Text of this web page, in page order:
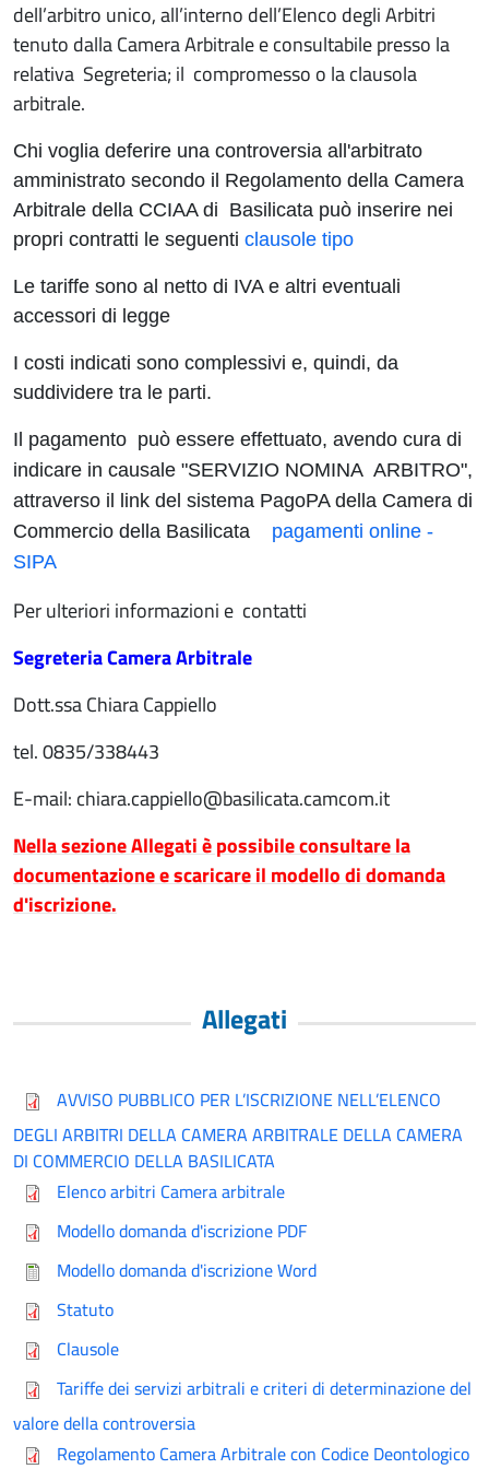
dell’arbitro unico, all’interno dell’Elenco degli Arbitri
tenuto dalla Camera Arbitrale e consultabile presso la
relativa Segreteria; il compromesso o la clausola
arbitrale.
Chi voglia deferire una controversia all'arbitrato
amministrato secondo il Regolamento della Camera
Arbitrale della CCIAA di Basilicata può inserire nei
propri contratti le seguenti clausole tipo
Le tariffe sono al netto di IVA e altri eventuali
accessori di legge
I costi indicati sono complessivi e, quindi, da
suddividere tra le parti.
Il pagamento può essere effettuato, avendo cura di
indicare in causale "SERVIZIO NOMINA ARBITRO",
attraverso il link del sistema PagoPA della Camera di
Commercio della Basilicata
pagamenti online -
SIPA
Per ulteriori informazioni e contatti
Segreteria Camera Arbitrale
Dott.ssa Chiara Cappiello
tel. 0835/338443
E-mail: chiara.cappiello@basilicata.camcom.it
Nella sezione Allegati è possibile consultare la
documentazione e scaricare il modello di domanda
d'iscrizione.
Allegati
AVVISO PUBBLICO PER L’ISCRIZIONE NELL’ELENCO
DEGLI ARBITRI DELLA CAMERA ARBITRALE DELLA CAMERA
DI COMMERCIO DELLA BASILICATA
Elenco arbitri Camera arbitrale
Modello domanda d'iscrizione PDF
Modello domanda d'iscrizione Word
Statuto
Clausole
Tariffe dei servizi arbitrali e criteri di determinazione del
valore della controversia
Regolamento Camera Arbitrale con Codice Deontologico